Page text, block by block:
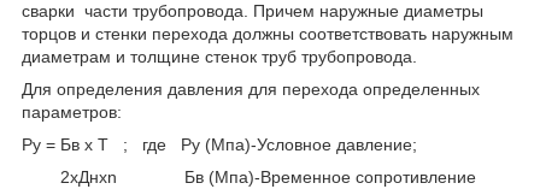
сварки части трубопровода. Причем наружные диаметры
торцов и стенки перехода должны соответствовать наружным
диаметрам и толщине стенок труб трубопровода.
Для определения давления для перехода определенных
параметров:
Ру = Бв x Т ; где Ру (Мпа)-Условное давление;
2xДнxn Бв (Мпа)-Временное сопротивление